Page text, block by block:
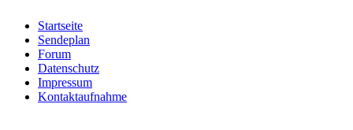
Startseite
Sendeplan
Forum
Datenschutz
Impressum
Kontaktaufnahme